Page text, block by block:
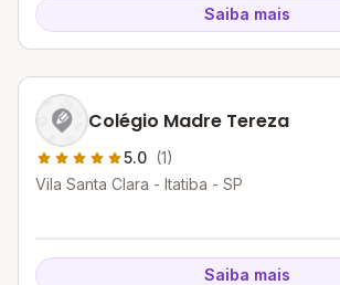
Saiba mais
Colégio Madre Tereza
5.0 (1)
Vila Santa Clara - Itatiba - SP
Saiba mais